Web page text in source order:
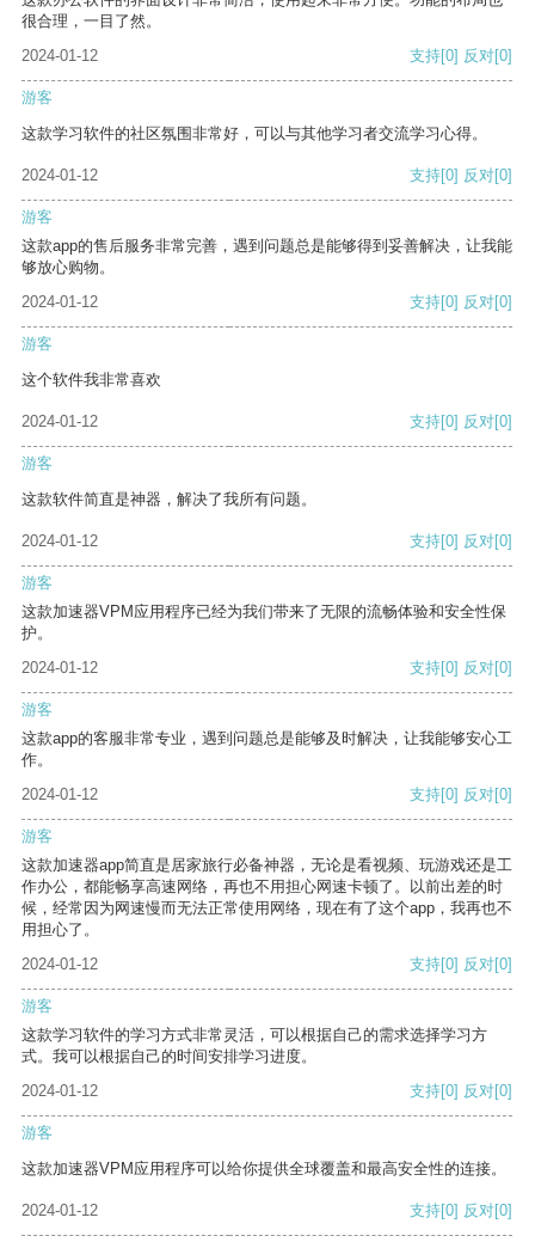
很合理，一目了然。
2024-01-12
支持[0] 反对[0]
游客
这款学习软件的社区氛围非常好，可以与其他学习者交流学习心得。
2024-01-12 支持[0] 反对[0]
游客
这款app的售后服务非常完善，遇到问题总是能够得到妥善解决，让我能
够放心购物。
2024-01-12
支持[0] 反对[0]
游客
这个软件我非常喜欢
2024-01-12 支持[0] 反对[0]
游客
这款软件简直是神器，解决了我所有问题。
2024-01-12 支持[0] 反对[0]
游客
这款加速器VPM应用程序已经为我们带来了无限的流畅体验和安全性保
护。
2024-01-12
支持[0] 反对[0]
游客
这款app的客服非常专业，遇到问题总是能够及时解决，让我能够安心工
作。
2024-01-12
支持[0] 反对[0]
游客
这款加速器app简直是居家旅行必备神器，无论是看视频、玩游戏还是工
作办公，都能畅享高速网络，再也不用担心网速卡顿了。以前出差的时
候，经常因为网速慢而无法正常使用网络，现在有了这个app，我再也不
用担心了。
2024-01-12
支持[0] 反对[0]
游客
这款学习软件的学习方式非常灵活，可以根据自己的需求选择学习方
式。我可以根据自己的时间安排学习进度。
2024-01-12
支持[0] 反对[0]
游客
这款加速器VPM应用程序可以给你提供全球覆盖和最高安全性的连接。
2024-01-12 支持[0] 反对[0]